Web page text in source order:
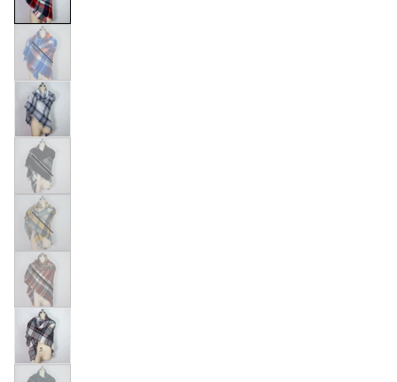
Bleu
Noir
Orange
Bordeaux
Vert